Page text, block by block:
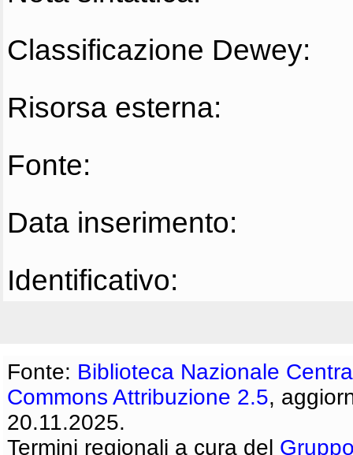
Classificazione Dewey:
Risorsa esterna:
Fonte:
Data inserimento:
Identificativo:
Fonte: Biblioteca Nazionale
Commons Attribuzione 2.5,
20.11.2025.
Termini regionali a cura del